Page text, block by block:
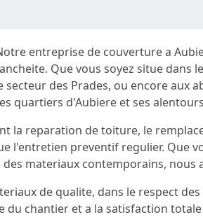
entreprise de couverture a
Que vous soyez situe dans
des Prades, ou encore aux
quartiers d'Aubiere et ses
la reparation de toiture, le
l'entretien preventif regulier. Que
materiaux contemporains,
de qualite, dans le respect
chantier et a la satisfaction